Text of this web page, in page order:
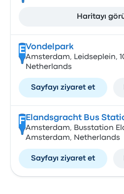
Haritayı
EVondelpark
Amsterdam, Leidseplein,
Netherlands
Sayfayı ziyaret et
F Elandsgracht Bus
Amsterdam, Busstation
Amsterdam, Netherlands
Sayfayı ziyaret et